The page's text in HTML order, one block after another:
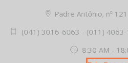
Padre Antônio, nº
(041) 3016-6063 - (011)
8:30 AM -